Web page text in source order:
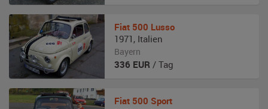
Fiat 500 Lusso
1971 , Italien
Bayern
336 EUR / Tag
Fiat 500 Sport